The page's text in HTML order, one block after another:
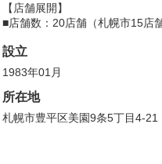
【店舗展開】
■店舗数：20店舗（札幌市15店
設立
1983年01月
所在地
札幌市豊平区美園9条5丁目4-21